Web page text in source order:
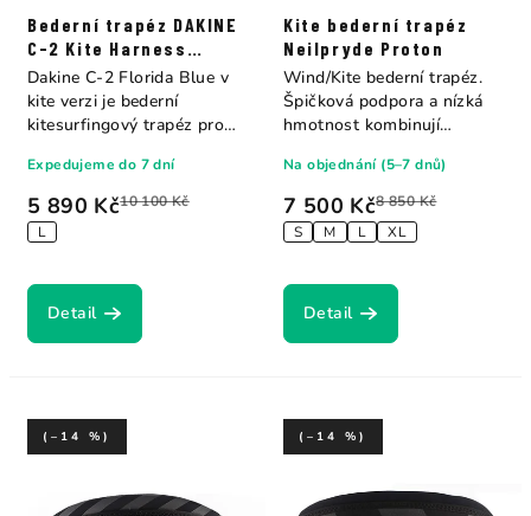
Bederní trapéz DAKINE
C-2 Kite Harness
Florida Blue
5 890 Kč10 100 Kč
L
Expedujeme do 7 dní
Detail
Dakine C-2 Florida Blue v
kite verzi je bederní
kitesurfingový trapéz pro
Kite bederní trapéz
Neilpryde Proton
7 500 Kč8 850 Kč
S M L XL
Na objednání (5–7 dnů)
Detail
Wind/Kite bederní trapéz.
Špičková podpora a nízká
hmotnost kombinují
(–14 %) (–14 %)